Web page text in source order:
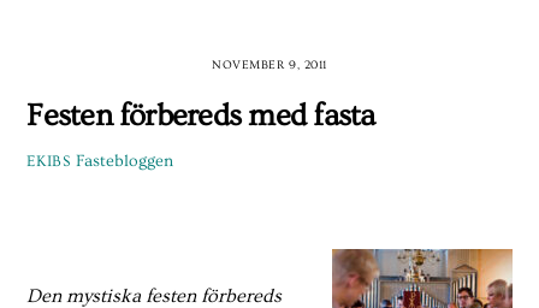
NOVEMBER 9, 2011
Festen förbereds med fasta
EKIBS Fastebloggen
Den mystiska festen förbereds